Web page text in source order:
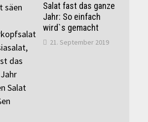
Salat fast das ganze
Jahr: So einfach
wird`s gemacht
21. September 2019